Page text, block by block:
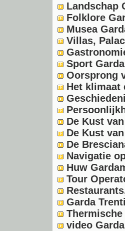
Landschap
Folklore
Musea
Villas,
Sport
Oorsprong
Het klimaat
De Kust
De Kust
De
Navigatie
Huw
Tour
Garda
Thermische
video